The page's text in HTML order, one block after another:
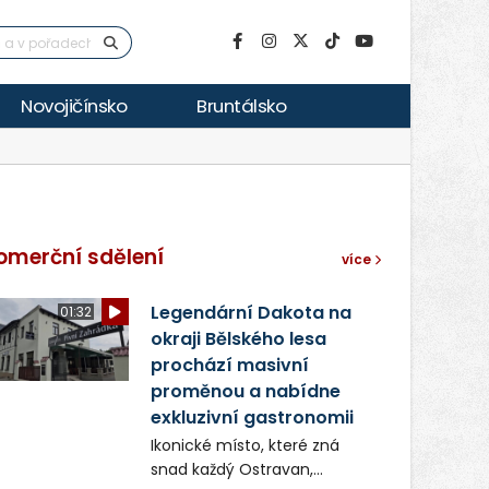
Novojičínsko Bruntálsko
sdělení více
01:32
Legendární Dakota na
okraji Bělského lesa
prochází masivní
proměnou a nabídne
exkluzivní gastronomii
Ikonické místo, které zná
snad každý Ostravan,